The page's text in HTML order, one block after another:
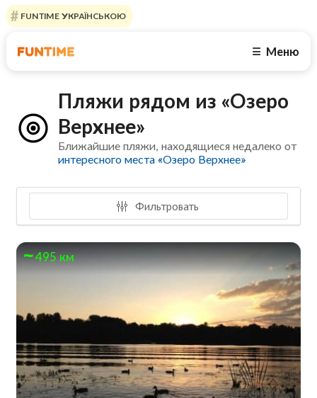
FUNTIME УКРАЇНСЬКОЮ
☰ Меню
Пляжи рядом из «Озеро
Верхнее»
Ближайшие пляжи, находящиеся недалеко от
интересного места «Озеро Верхнее»
Фильтровать
495 км